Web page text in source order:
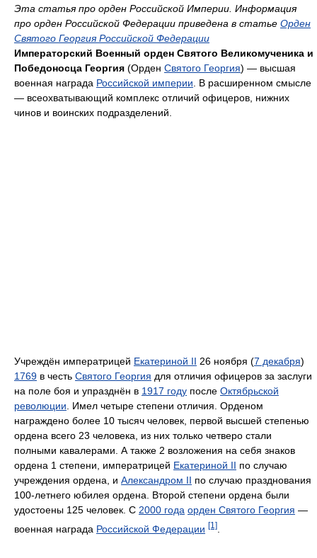
Эта статья про орден Российской Империи. Информация
про орден Российской Федерации приведена в статье Орден
Святого Георгия Российской Федерации
Императорский Военный орден Святого Великомученика и
Победоносца Георгия (Орден Святого Георгия) — высшая
военная награда Российской империи . В расширенном смысле
— всеохватывающий комплекс отличий офицеров, нижних
чинов и воинских подразделений.
Учреждён императрицей Екатериной II 26 ноября (7 декабря)
1769 в честь Святого Георгия для отличия офицеров за заслуги
на поле боя и упразднён в 1917 году после Октябрьской
революции . Имел четыре степени отличия. Орденом
награждено более 10 тысяч человек, первой высшей степенью
ордена всего 23 человека, из них только четверо стали
полными кавалерами. А также 2 возложения на себя знаков
ордена 1 степени, императрицей Екатериной II по случаю
учреждения ордена, и Александром II по случаю празднования
100-летнего юбилея ордена. Второй степени ордена были
удостоены 125 человек. С 2000 года орден Святого Георгия —
военная награда Российской Федерации [1]